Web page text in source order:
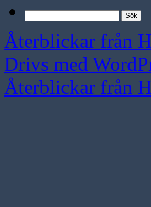
efter:
Återblickar från
Drivs med
Återblickar från